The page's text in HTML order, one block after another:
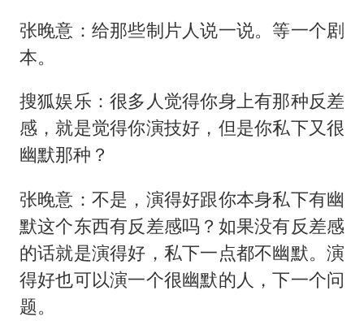
张晚意：给那些制片人说一说。等一个剧
本。
搜狐娱乐：很多人觉得你身上有那种反差
感，就是觉得你演技好，但是你私下又很
幽默那种？
张晚意：不是，演得好跟你本身私下有幽
默这个东西有反差感吗？如果没有反差感
的话就是演得好，私下一点都不幽默。演
得好也可以演一个很幽默的人，下一个问
题。